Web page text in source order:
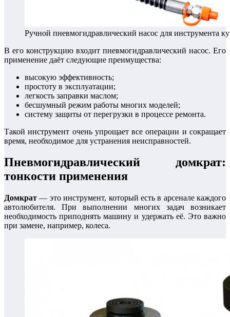
Ручной пневмогидравлический насос для инструмента
В его конструкцию входит пневмогидравлический насос. Его
применение даёт следующие преимущества:
высокую эффективность;
простоту в эксплуатации;
легкость заправки маслом;
бесшумный режим работы многих моделей;
систему защиты от перегрузки в процессе ремонта.
Такой инструмент очень упрощает все операции и сокращает
время, необходимое для устранения неисправностей.
Пневмогидравлический домкрат:
тонкости применения
Домкрат — это инструмент, который есть в арсенале каждого
автолюбителя. При выполнении многих задач возникает
необходимость приподнять машину и удержать её. Это важно
при замене, например, колеса.